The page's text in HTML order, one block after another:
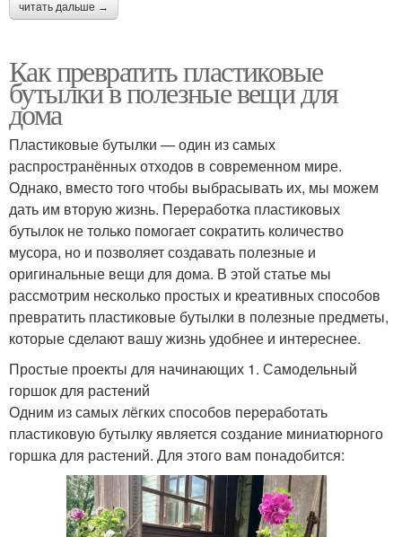
читать дальше →
Как превратить пластиковые
бутылки в полезные вещи для
дома
Пластиковые бутылки — один из самых
распространённых отходов в современном мире.
Однако, вместо того чтобы выбрасывать их, мы можем
дать им вторую жизнь. Переработка пластиковых
бутылок не только помогает сократить количество
мусора, но и позволяет создавать полезные и
оригинальные вещи для дома. В этой статье мы
рассмотрим несколько простых и креативных способов
превратить пластиковые бутылки в полезные предметы,
которые сделают вашу жизнь удобнее и интереснее.
Простые проекты для начинающих 1. Самодельный
горшок для растений
Одним из самых лёгких способов переработать
пластиковую бутылку является создание миниатюрного
горшка для растений. Для этого вам понадобится: